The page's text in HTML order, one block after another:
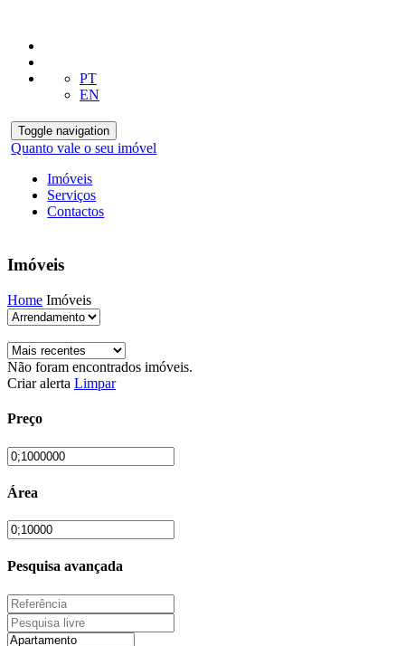
PT
EN
Toggle navigation
Quanto vale o seu imóvel
Imóveis
Serviços
Contactos
Imóveis
Home Imóveis
Não foram encontrados imóveis.
Criar alerta Limpar
Preço
Área
Pesquisa avançada